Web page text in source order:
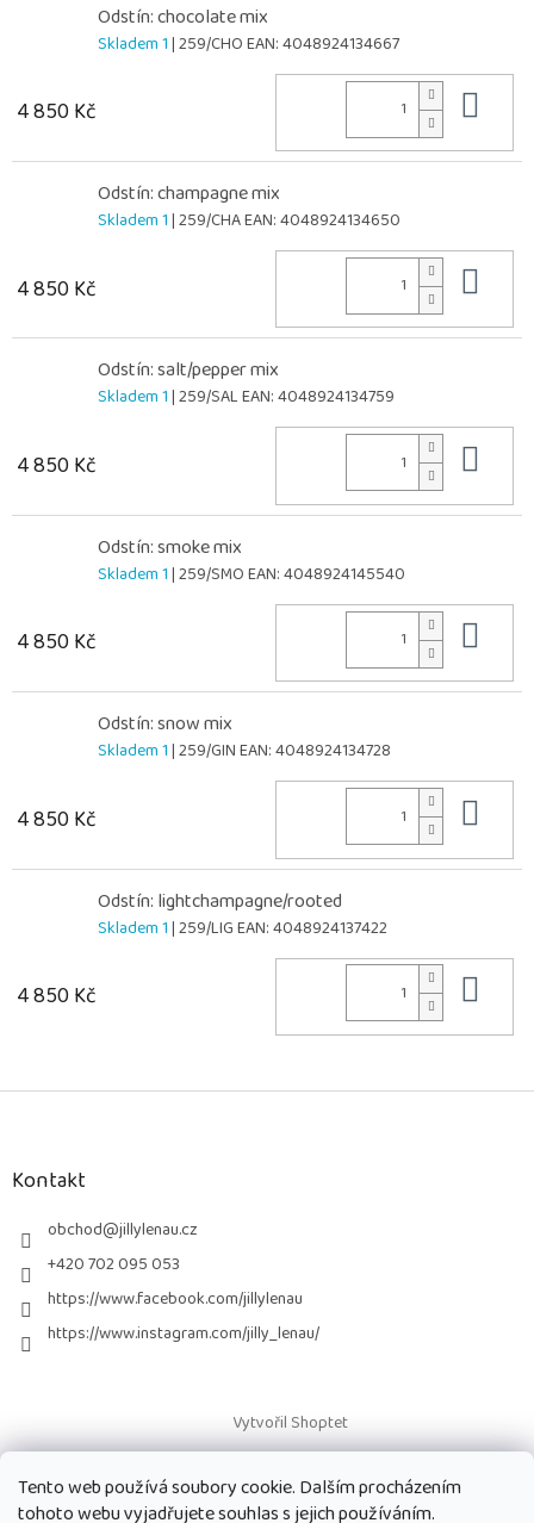
Tento web používá soubory cookie. Dalším procházením
tohoto webu vyjadřujete souhlas s jejich používáním.
Odstín: chocolate mix
Skladem 1| 259/CHOEAN:4048924134667
4 850 Kč
Odstín: champagne mix
Skladem 1| 259/CHAEAN:4048924134650
4 850 Kč
Odstín: salt/pepper mix
Skladem 1| 259/SALEAN:4048924134759
4 850 Kč
Odstín: smoke mix
Skladem 1| 259/SMOEAN:4048924145540
4 850 Kč
Odstín: snow mix
Skladem 1| 259/GINEAN:4048924134728
4 850 Kč
Odstín: lightchampagne/rooted
Skladem 1| 259/LIGEAN:4048924137422
4 850 Kč
Z
Kontakt
obchod@jillylenau.cz
+420 702 095 053
https://www.facebook.com/jillylenau
https://www.instagram.com/jilly_lenau/
Vytvořil Shoptet
Copyright 2026Paruky Jilly Lenau s.r.o.. Všechna práva vyhrazena.